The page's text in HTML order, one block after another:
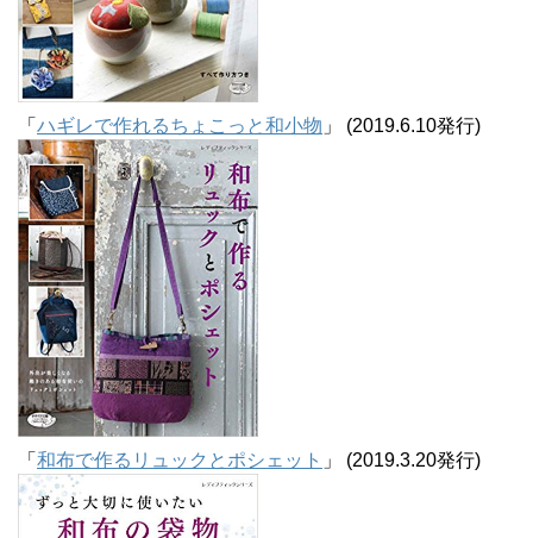
「 ハギレで作れるちょこっと和小物 」 (2019.6.10発行)
「 和布で作るリュックとポシェット 」 (2019.3.20発行)